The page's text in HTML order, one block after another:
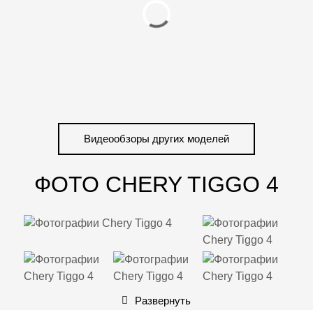
Видеообзоры других моделей
ФОТО CHERY TIGGO 4
Развернуть